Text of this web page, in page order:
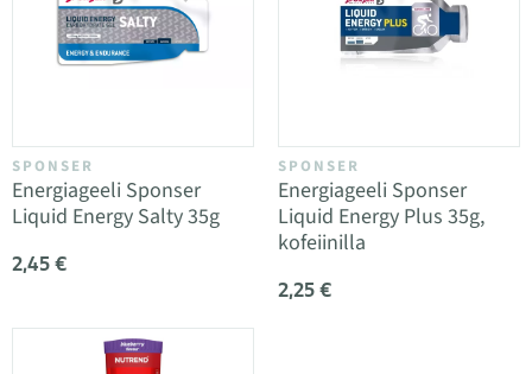
SPONSER
Energiageeli Sponser
Liquid Energy Salty 35g
2,45 €
SPONSER
Energiageeli Sponser
Liquid Energy Plus 35g,
kofeiinilla
2,25 €